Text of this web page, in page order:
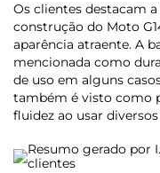
Câmera Principal
Abertura f/2,0
Captura de vídeo:
2G - GSM 850/
Os clientes destacam
construção do Moto
aparência atraente. A
mencionada como
de uso em alguns
também é visto como
fluidez ao usar
Resumo gerado por
clientes